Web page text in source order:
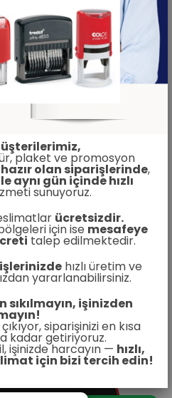
plaket ve promosyon
hazır olan siparişlerinde,
aynı gün içinde hızlı
sunuyoruz.
ücretsizdir.
için ise mesafeye
talep edilmektedir.
hızlı üretim ve
yararlanabilirsiniz.
işinizden
siparişinizi en kısa
kadar getiriyoruz.
işinizde harcayın — hızlı,
için bizi tercih edin!